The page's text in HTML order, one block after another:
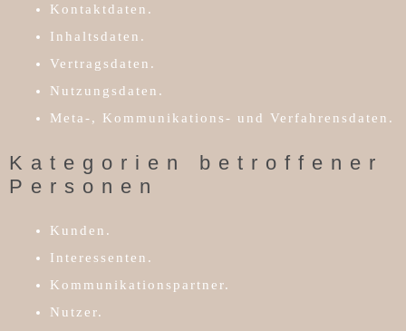
Kontaktdaten.
Inhaltsdaten.
Vertragsdaten.
Nutzungsdaten.
Meta-, Kommunikations- und Verfahrensdaten.
Kategorien betroffener
Personen
Kunden.
Interessenten.
Kommunikationspartner.
Nutzer.